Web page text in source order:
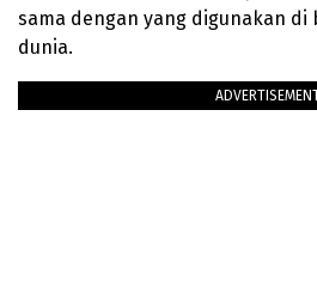
sama dengan yang digunakan di
dunia.